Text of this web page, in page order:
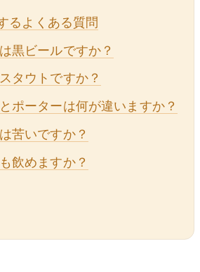
るよくある質問
黒ビールですか？
タウトですか？
ポーターは何が違いますか？
苦いですか？
飲めますか？